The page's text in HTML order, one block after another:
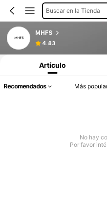
Buscar en la Tienda
MHFS
4.83
Artículo
Recomendados Más
No hay
Por favor